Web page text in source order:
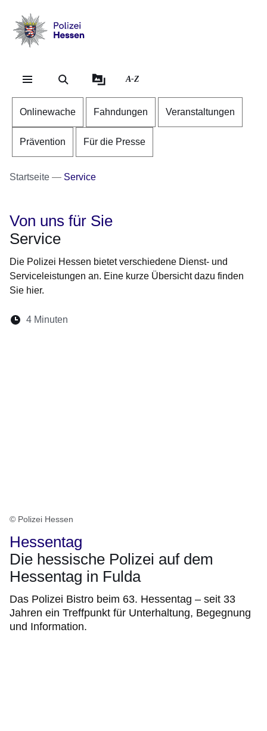
Hessen
A-Z
Onlinewache Fahndungen Veranstaltungen
Prävention Für die Presse
Startseite Service
Von uns für Sie
Service
Die Polizei Hessen bietet verschiedene Dienst- und
Serviceleistungen an. Eine kurze Übersicht dazu finden
Sie hier.
Lesedauer:
4 Minuten
© Polizei Hessen
Hessentag
Die hessische Polizei auf dem
Hessentag in Fulda
Das Polizei Bistro beim 63. Hessentag – seit 33
Jahren ein Treffpunkt für Unterhaltung, Begegnung
und Information.